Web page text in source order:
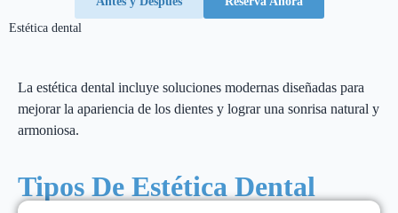
Estética dental
La estética dental incluye soluciones modernas diseñadas para
mejorar la apariencia de los dientes y lograr una sonrisa natural y
armoniosa.
Tipos De Estética Dental